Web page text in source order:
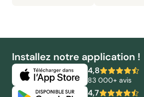
Installez notre application !
4,8
83 000+ avis
4,7